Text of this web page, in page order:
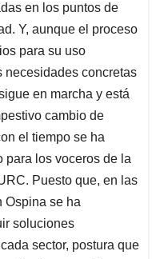
en los puntos de
Y, aunque el proceso
para su uso
necesidades concretas
en marcha y está
cambio de
el tiempo se ha
para los voceros de la
Puesto que, en las
Ospina se ha
soluciones
sector, postura que